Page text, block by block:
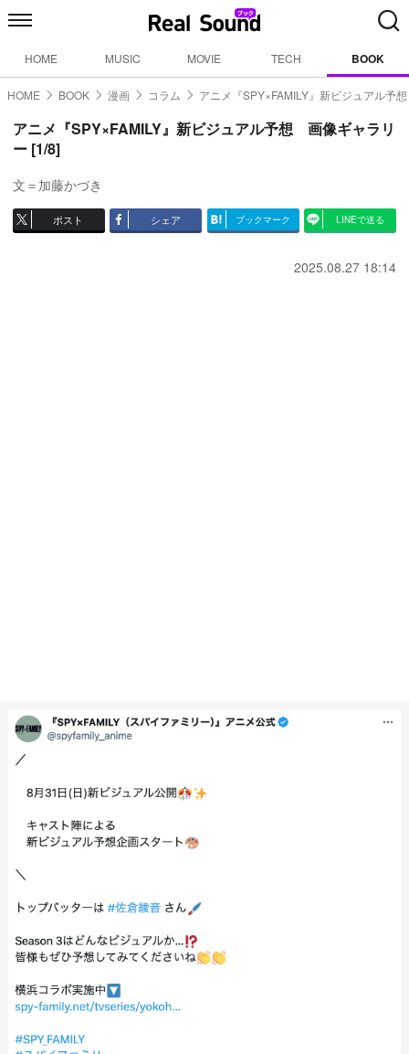
HOME MUSIC MOVIE TECH BOOK
HOME BOOK 漫画 コラム アニメ『SPY×FAMILY』新ビジュアル予想
アニメ『SPY×FAMILY』新ビジュアル予想 画像ギャラリ
ー [1/8]
文＝加藤かづき
ポスト シェア ブックマーク LINEで送る
2025.08.27 18:14